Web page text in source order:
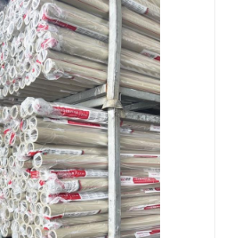
MPP电力通信管
联塑PPR管
联塑家装红蓝线管